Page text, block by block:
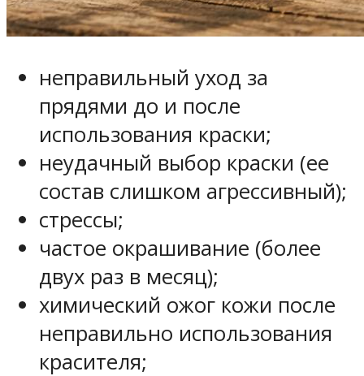
неправильный уход за
прядями до и после
использования краски;
неудачный выбор краски (ее
состав слишком агрессивный);
стрессы;
частое окрашивание (более
двух раз в месяц);
химический ожог кожи после
неправильно использования
красителя;